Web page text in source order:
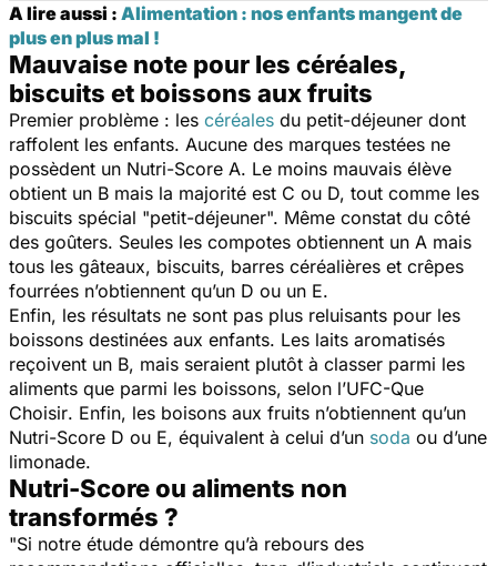
A lire aussi : Alimentation : nos enfants mangent de
plus en plus mal !
Mauvaise note pour les céréales,
biscuits et boissons aux fruits
Premier problème : les céréales du petit-déjeuner dont
raffolent les enfants. Aucune des marques testées ne
possèdent un Nutri-Score A. Le moins mauvais élève
obtient un B mais la majorité est C ou D, tout comme les
biscuits spécial "petit-déjeuner". Même constat du côté
des goûters. Seules les compotes obtiennent un A mais
tous les gâteaux, biscuits, barres céréalières et crêpes
fourrées n’obtiennent qu’un D ou un E.
Enfin, les résultats ne sont pas plus reluisants pour les
boissons destinées aux enfants. Les laits aromatisés
reçoivent un B, mais seraient plutôt à classer parmi les
aliments que parmi les boissons, selon l’UFC-Que
Choisir. Enfin, les boisons aux fruits n’obtiennent qu’un
Nutri-Score D ou E, équivalent à celui d’un soda ou d’une
limonade.
Nutri-Score ou aliments non
transformés ?
"Si notre étude démontre qu’à rebours des